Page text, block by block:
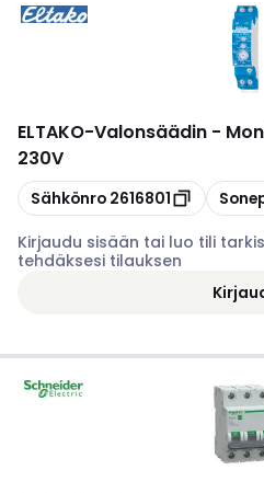
ELTAKO-Valonsäädin -
230V
Kopioi
Sähkönro 2616801 Kopioi
Kirjaudu sisään tai luo tili
tehdäksesi tilauksen